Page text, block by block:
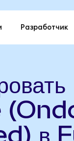
Разработчик
в